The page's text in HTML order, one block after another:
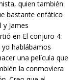
quien también
bastante enfático
James
en El conjuro 4:
hablábamos
una película que
la conmoviera